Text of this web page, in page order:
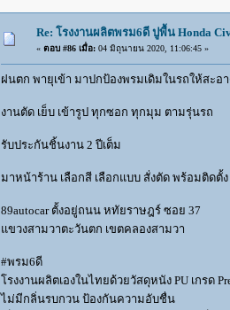
Re: โรงงานผลิตพรม6ดี ปูพื้น Honda
« ตอบ #86 เมื่อ: 04 มิถุนายน 2020, 11:06:45 »
ฝนตก พายุเข้า มาปกป้องพรมเดิมในรถให้สะอ
งานตัด เย็บ เข้ารูป ทุกซอก ทุกมุม ตามรุ่นรถ
รับประกันชิ้นงาน 2 ปีเต็ม
มาหน้าร้าน เลือกสี เลือกแบบ สั่งตัด พร้อมติดตั้ง
89autocar ตั้งอยู่ถนน หทัยราษฎร์ ซอย 37
แขวงสามวาตะวันตก เขตคลองสามวา
#พรม6ดี
โรงงานผลิตเองในไทยด้วยวัสดุหนัง PU เกรด
ไม่มีกลิ่นรบกวน ป้องกันความอับชื่น